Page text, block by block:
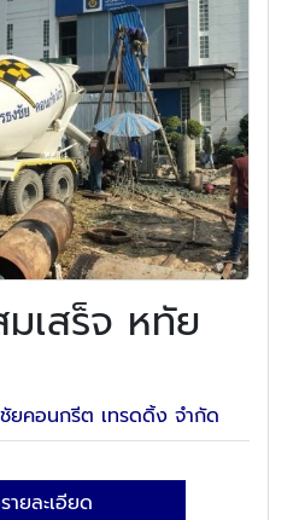
เสร็จ หทัย
ยคอนกรีต เทรดดิ้ง จำกัด
ายละเอียด